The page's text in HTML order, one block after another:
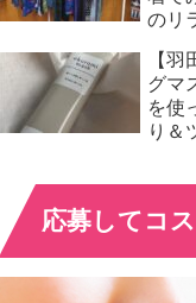
のリ
【
グマ
を使
り＆
応募してコ